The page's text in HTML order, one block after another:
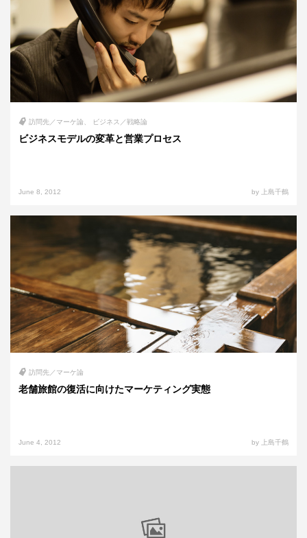
訪問先／マーケ論 ビジネス／戦略論
ビジネスモデルの変革と営業プロセス
June 8, 2012 by 上島千鶴
訪問先／マーケ論
老舗旅館の復活に向けたマーケティング実態
June 4, 2012 by 上島千鶴